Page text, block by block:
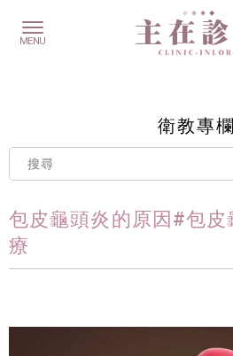
衛教專欄
包皮龜頭炎的原因#包
療